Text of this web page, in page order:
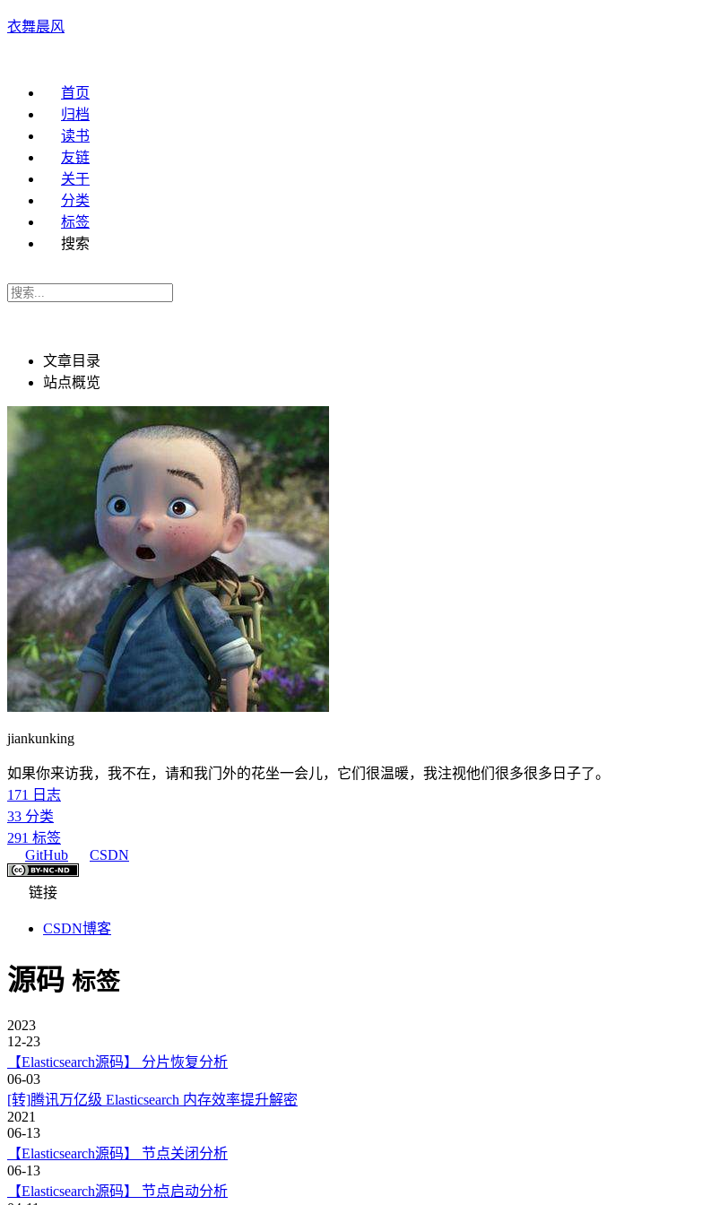
衣舞晨风
首页
归档
读书
友链
关于
分类
标签
搜索
文章目录
站点概览
jiankunking
如果你来访我，我不在，请和我门外的花坐一会儿，它们很温暖，我注视他们很多很多日子了。
171
日志
33 分类
291 标签
GitHub
CSDN
链接
CSDN博客
源码 标签
2023
12-23
【Elasticsearch源码】 分片恢复分析
06-03
[转]腾讯万亿级 Elasticsearch 内存效率提升解密
2021
06-13
【Elasticsearch源码】 节点关闭分析
06-13
【Elasticsearch源码】 节点启动分析